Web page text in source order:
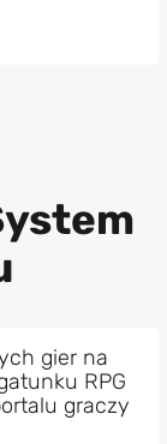
gier na
RPG
graczy